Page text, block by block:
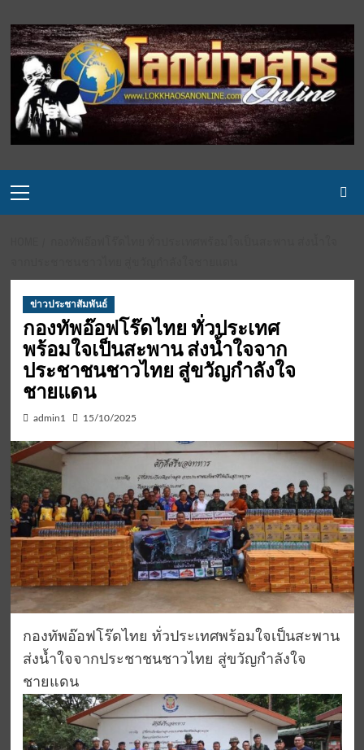
to
content
Menu
ข่าวประชาสัมพันธ์
กองทัพอ๊อฟโร๊ดไทย ทั่วประเทศ
พร้อมใจเป็นสะพาน ส่งน้ำใจจาก
ประชาชนชาวไทย สู่ขวัญกำลังใจ
ชายแดน
admin1 15/10/2025
กองทัพอ๊อฟโร๊ดไทย ทั่วประเทศพร้อมใจเป็นสะพาน
ส่งน้ำใจจากประชาชนชาวไทย สู่ขวัญกำลังใจ
ชายแดน